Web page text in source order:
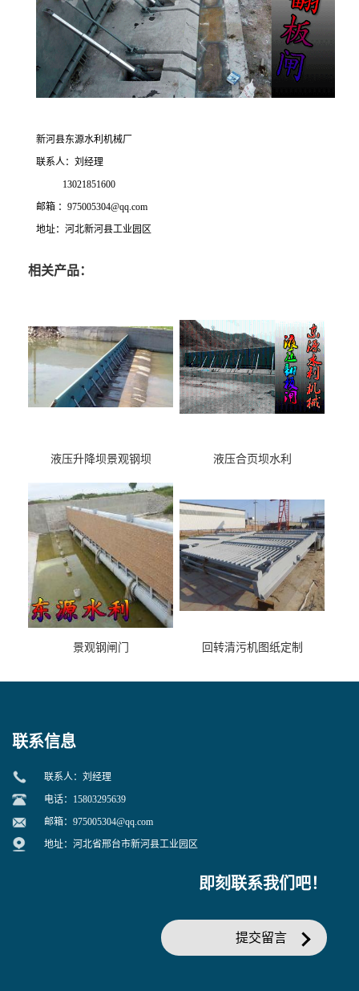
新河县东源水利机械厂
联系人：刘经理
13021851600
邮箱 ：975005304@qq.com
地址：河北新河县工业园区
相关产品：
液压升降坝景观钢坝 液压合页坝水利
景观钢闸门 回转清污机图纸定制
联系信息
联系人：刘经理
电话：15803295639
邮箱： 975005304@qq.com
地址：河北省邢台市新河县工业园区
即刻联系我们吧！
提交留言